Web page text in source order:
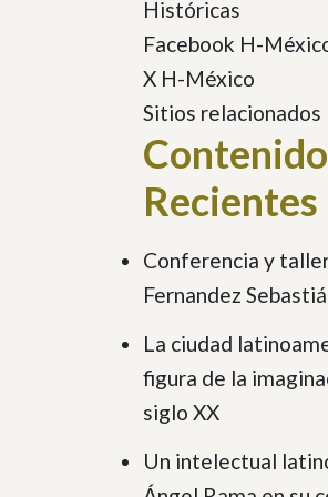
Históricas
Facebook H-
X H-México
Sitios relacionados
Recientes
Conferencia y
Fernandez
La ciudad
figura de la
siglo XX
Un intelectual